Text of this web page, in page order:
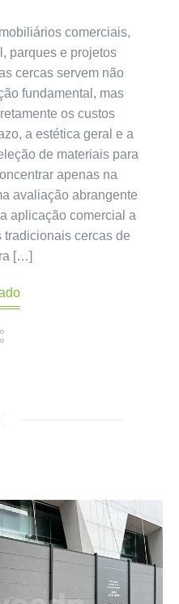
comerciais,
parques e projetos
cercas servem não
fundamental, mas
os custos
a estética geral e a
de materiais para
apenas na
avaliação abrangente
aplicação comercial a
tradicionais cercas de
[…]